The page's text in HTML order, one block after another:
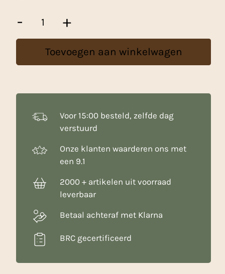
-
Wafelmix
1
aantal
+
Toevoegen aan winkelwagen
Voor 15:00 besteld, zelfde dag
verstuurd
Onze klanten waarderen ons met
een 9.1
2000 + artikelen uit voorraad
leverbaar
Betaal achteraf met Klarna
BRC gecertificeerd